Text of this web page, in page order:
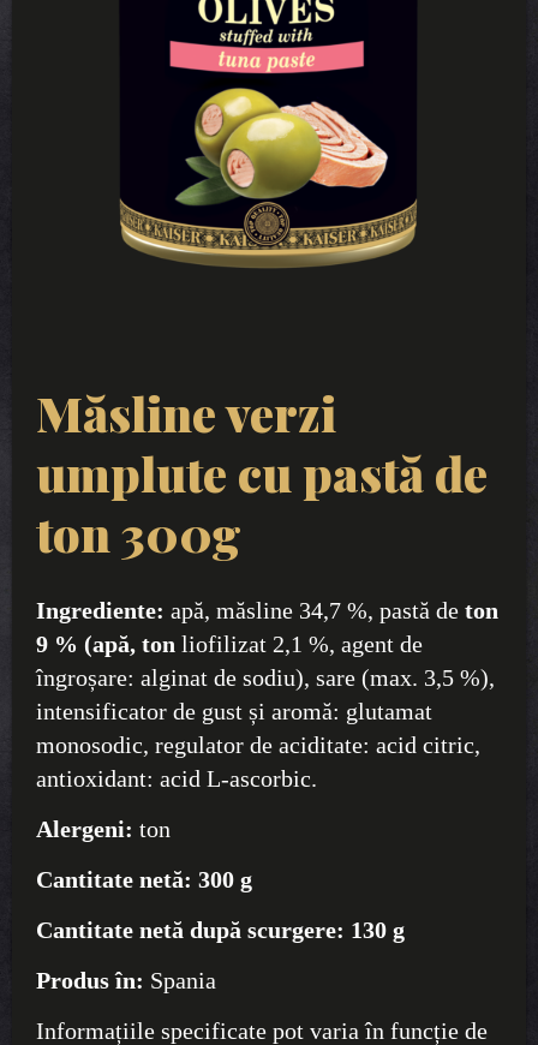
Măsline verzi
umplute cu pastă de
ton 300g
Ingrediente: apă, măsline 34,7 %, pastă de ton
9 % (apă, ton liofilizat 2,1 %, agent de
îngroșare: alginat de sodiu), sare (max. 3,5 %),
intensificator de gust și aromă: glutamat
monosodic, regulator de aciditate: acid citric,
antioxidant: acid L-ascorbic.
Alergeni: ton
Cantitate netă: 300 g
Cantitate netă după scurgere: 130 g
Produs în: Spania
Informațiile specificate pot varia în funcție de